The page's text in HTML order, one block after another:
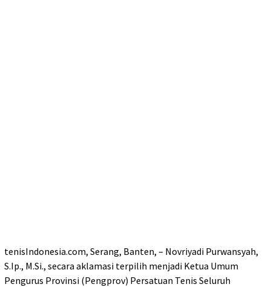
tenisIndonesia.com, Serang, Banten, – Novriyadi Purwansyah,
S.Ip., M.Si., secara aklamasi terpilih menjadi Ketua Umum
Pengurus Provinsi (Pengprov) Persatuan Tenis Seluruh